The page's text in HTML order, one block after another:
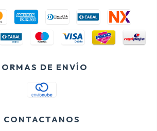
DE ENVÍO
CONTACTANOS